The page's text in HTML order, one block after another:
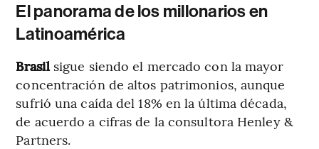
El panorama de los millonarios en
Latinoamérica
Brasilsigue siendo el mercado con la mayor
concentración de altos patrimonios, aunque
sufrió una caída del 18% en la última década,
de acuerdo a cifras de la consultora Henley &
Partners.